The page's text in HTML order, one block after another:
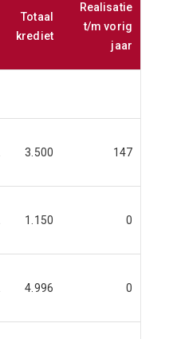
Totaal
krediet
Realisatie
t/m vorig
jaar
3.500 147
1.150 0
4.996 0